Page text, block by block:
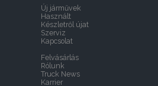
Új járművek
Használt
Készletről újat
Szerviz
Kapcsolat
Felvásárlás
Rólunk
Truck News
Karrier